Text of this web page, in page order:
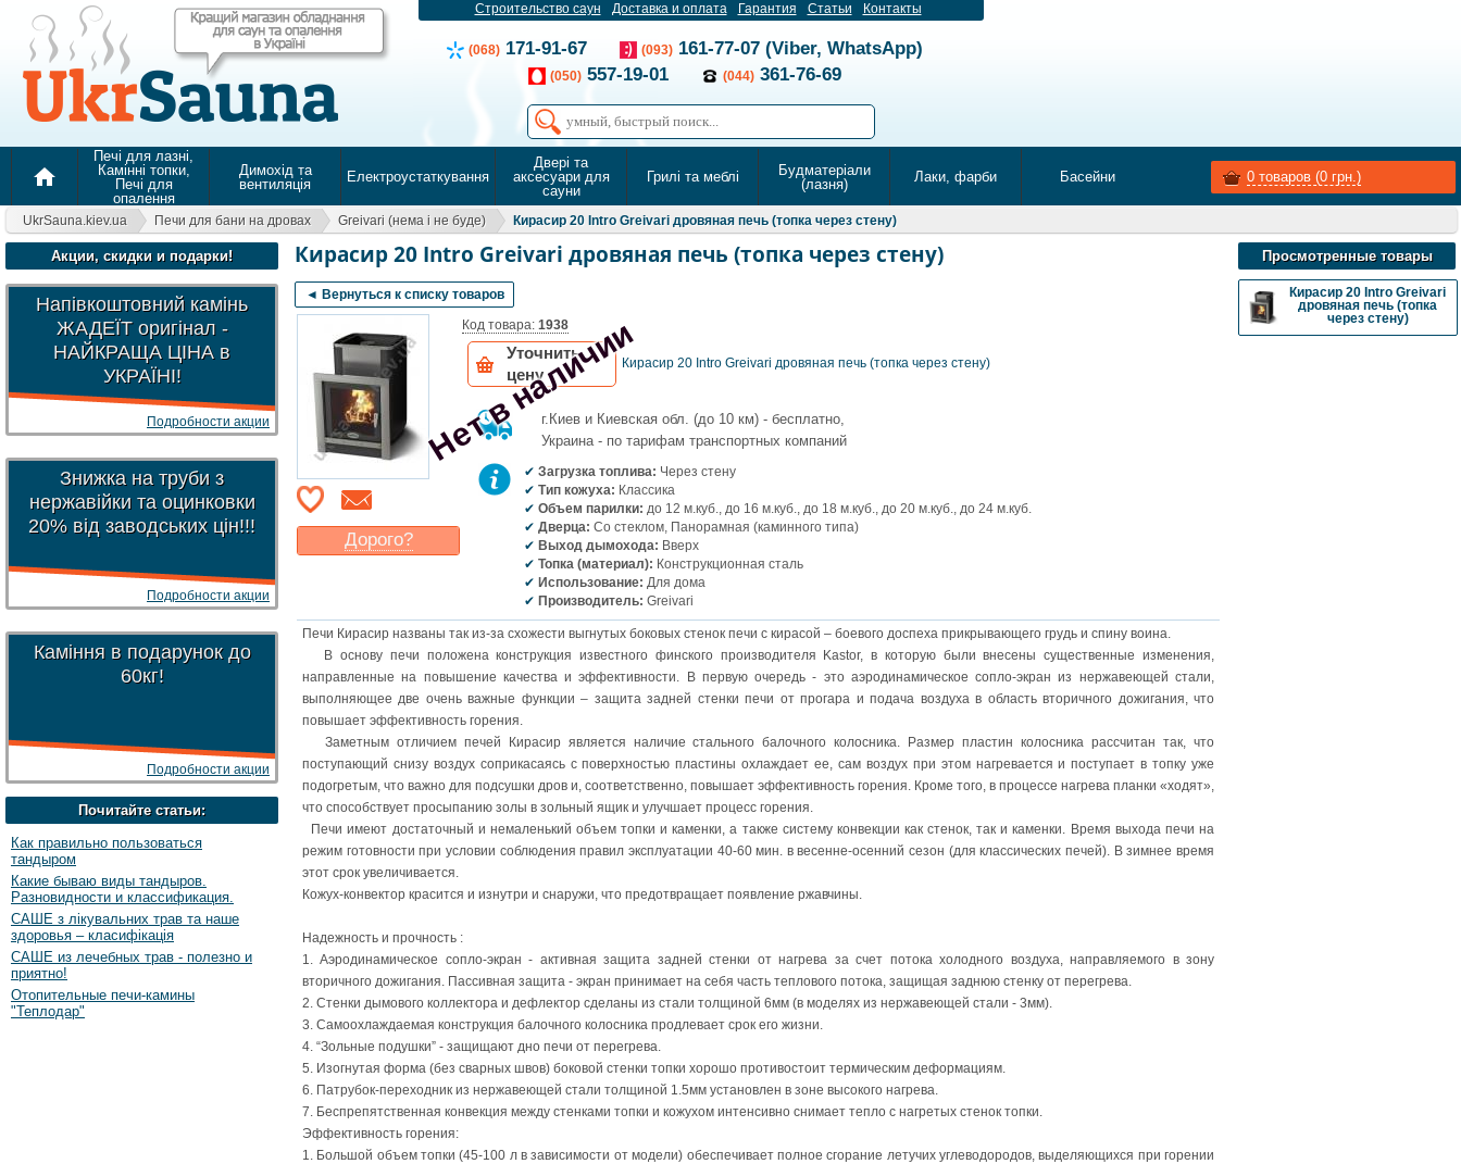
Строительство саун Доставка и оплата Гарантия Статьи Контакты
(068) 171-91-67 (093) 161-77-07 (Viber, WhatsApp)
(050) 557-19-01 (044) 361-76-69
home
Печі для лазні,
Камінні топки,
Печі для
опалення
Димохід та
вентиляція
Електроустаткування
Двері та
аксесуари для
сауни
Грилі та меблі
Будматеріали
(лазня)
Лаки, фарби Басейни 0 товаров (0 грн.)
UkrSauna.kiev.ua Печи для бани на дровах Greivari (нема і не буде) Кирасир 20 Intro Greivari дровяная печь (топка через стену)
Акции, скидки и подарки!
Напівкоштовний камінь
ЖАДЕЇТ оригінал -
НАЙКРАЩА ЦІНА в
УКРАЇНІ!
Подробности акции
Знижка на труби з
нержавійки та оцинковки
20% від заводських цін!!!
Подробности акции
Каміння в подарунок до
60кг!
Подробности акции
Почитайте статьи:
Как правильно пользоваться
тандыром
Какие бываю виды тандыров.
Разновидности и классификация.
САШЕ з лікувальних трав та наше
здоровья – класифікація
САШЕ из лечебных трав - полезно и
приятно!
Отопительные печи-камины
"Теплодар"
Кирасир 20 Intro Greivari дровяная печь (топка через стену)
◄ Вернуться к списку товаров
Нет в наличии
Дорого?
Указать цену
Код товара: 1938
Уточнить
цену
Кирасир 20 Intro Greivari дровяная печь (топка через стену)
г.Киев и Киевская обл. (до 10 км) - бесплатно,
Украина - по тарифам транспортных компаний
Загрузка топлива: Через стену
Тип кожуха: Классика
Объем парилки: до 12 м.куб., до 16 м.куб., до 18 м.куб., до 20 м.куб., до 24 м.куб.
Дверца: Со стеклом, Панорамная (каминного типа)
Выход дымохода: Вверх
Топка (материал): Конструкционная сталь
Использование: Для дома
Производитель: Greivari
Печи Кирасир названы так из-за схожести выгнутых боковых стенок печи с кирасой – боевого доспеха прикрывающего грудь и спину воина.
В основу печи положена конструкция известного финского производителя Kastor, в которую были внесены существенные изменения,
направленные на повышение качества и эффективности. В первую очередь - это аэродинамическое сопло-экран из нержавеющей стали,
выполняющее две очень важные функции – защита задней стенки печи от прогара и подача воздуха в область вторичного дожигания, что
повышает эффективность горения.
Заметным отличием печей Кирасир является наличие стального балочного колосника. Размер пластин колосника рассчитан так, что
поступающий снизу воздух соприкасаясь с поверхностью пластины охлаждает ее, сам воздух при этом нагревается и поступает в топку уже
подогретым, что важно для подсушки дров и, соответственно, повышает эффективность горения. Кроме того, в процессе нагрева планки «ходят»,
что способствует просыпанию золы в зольный ящик и улучшает процесс горения.
Печи имеют достаточный и немаленький объем топки и каменки, а также систему конвекции как стенок, так и каменки. Время выхода печи на
режим готовности при условии соблюдения правил эксплуатации 40-60 мин. в весенне-осенний сезон (для классических печей). В зимнее время
этот срок увеличивается.
Кожух-конвектор красится и изнутри и снаружи, что предотвращает появление ржавчины.
Надежность и прочность :
1. Аэродинамическое сопло-экран - активная защита задней стенки от нагрева за счет потока холодного воздуха, направляемого в зону
вторичного дожигания. Пассивная защита - экран принимает на себя часть теплового потока, защищая заднюю стенку от перегрева.
2. Стенки дымового коллектора и дефлектор сделаны из стали толщиной 6мм (в моделях из нержавеющей стали - 3мм).
3. Самоохлаждаемая конструкция балочного колосника продлевает срок его жизни.
4. “Зольные подушки” - защищают дно печи от перегрева.
5. Изогнутая форма (без сварных швов) боковой стенки топки хорошо противостоит термическим деформациям.
6. Патрубок-переходник из нержавеющей стали толщиной 1.5мм установлен в зоне высокого нагрева.
7. Беспрепятственная конвекция между стенками топки и кожухом интенсивно снимает тепло с нагретых стенок топки.
Эффективность горения:
1. Большой объем топки (45-100 л в зависимости от модели) обеспечивает полное сгорание летучих углеводородов, выделяющихся при горении
Просмотренные товары
Кирасир 20 Intro Greivari
дровяная печь (топка
через стену)